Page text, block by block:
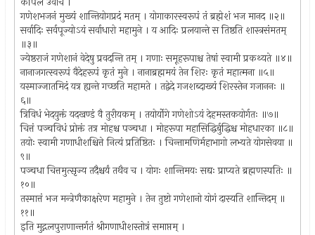
गणेशभजनं मुख्यं शान्तियोगप्रदं मतम् । योगाकारस्वरूपं तं ब्रह्मेशं भज मानद ॥२॥
सर्वादिः सर्वपूज्योऽयं सर्वाधारो महामुने । य आदिः प्रलयान्ते स तिष्ठति शास्त्रसंमतम्
॥३॥
ज्येष्ठराजं गणेशानं वेदेषु प्रवदन्ति तम् । गणाः समूहरूपाश्च तेषां स्वामी प्रकथ्यते ॥४॥
नानाजगत्स्वरूपं वैदेहरूपं कृतं मुने । नानाब्रह्ममयं तेन शिरः कृतं महात्मना ॥५॥
यस्माज्जातमिदं यत्र ह्यन्ते गच्छति महामते । तद्वेदे गजशब्दाख्यं शिरस्तेन गजाननः ॥
६॥
त्रिविधं भेदयुक्तं यदखण्डं वै तुरीयकम् । तयोर्योगे गणेशोऽयं देहमस्तकयोर्गतः ॥७॥
चित्तं पञ्चविधं प्रोक्तं तत्र मोहश्च पञ्चधा । मोहरूपा महासिद्धिर्बुद्धिश्च मोहधारका ॥८॥
तयोः स्वामी गणाधीशश्चित्ते नित्यं प्रतिष्ठितः । चिन्तामणिर्महाभागो लभ्यते योगसेवया ॥
९॥
पञ्चधा चित्तमुत्सृज्य तदैश्चर्यं तथैव च । योगः शान्तिमयः सद्यः प्राप्यते ब्रह्मणस्पतिः ॥
१०॥
तस्मात्तं भज मन्त्रेणैकाक्षरेण महामुने । तेन तुष्टो गणेशानो योगं दास्यति शान्तिदम् ॥
११॥
इति मुद्गलपुराणान्तर्गतं श्रीगणाधीशस्तोत्रं समाप्तम् ।